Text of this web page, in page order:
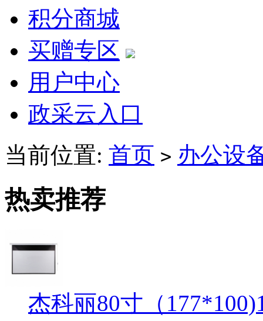
积分商城
买赠专区
用户中心
政采云入口
当前位置: 首页 > 办公设
热卖推荐
杰科丽80寸（